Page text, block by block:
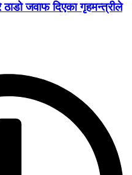
ठाडो जवाफ दिएका गृहमन्त्रीले